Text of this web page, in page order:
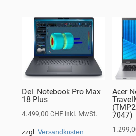
Dell Notebook Pro Max
18 Plus
4.499,00 CHF inkl. MwSt.
zzgl. Versandkosten
Acer
7047)